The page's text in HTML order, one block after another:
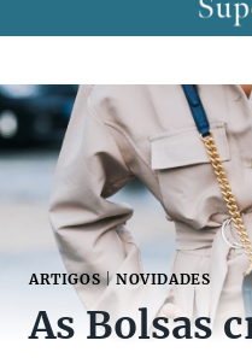
ARTIGOS|NOVIDADES
As Bolsas